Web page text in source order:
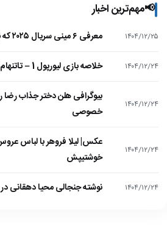
📢مهم‌ترین اخبار
۱۴۰۴/۱۲/۲۵ معرفی ۶ مینی سریال ۲۰۲۵ که نباید از دست بدهید!
۱۴۰۴/۱۲/۲۴ خلاصه بازی لیورپول 1 – تاتنهام 1 (لیگ برتر انگلیس)
۱۴۰۴/۱۲/۲۴
بیوگرافی هلن دختر جذاب
خصوصی
۱۴۰۴/۱۲/۲۴
عکس| لیلا فروهر با لباس
خوشتیپش
۱۴۰۴/۱۲/۲۴ نوشته جنجالی محیا دهقانی